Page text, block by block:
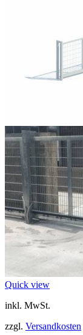
Quick view
inkl. MwSt.
zzgl. Versandkosten